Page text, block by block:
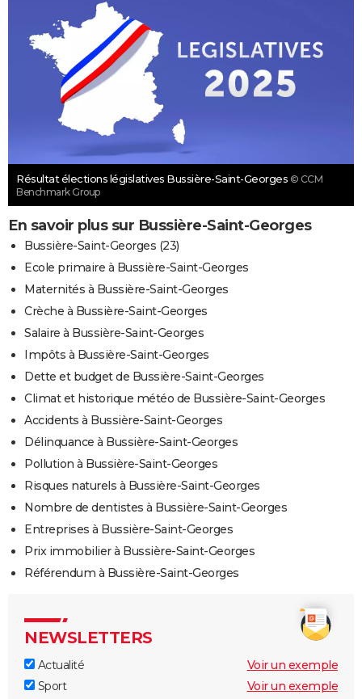
Résultat élections législatives Bussière-Saint-Georges © CCM
Benchmark Group
En savoir plus sur Bussière-Saint-Georges
Bussière-Saint-Georges (23)
Ecole primaire à Bussière-Saint-Georges
Maternités à Bussière-Saint-Georges
Crèche à Bussière-Saint-Georges
Salaire à Bussière-Saint-Georges
Impôts à Bussière-Saint-Georges
Dette et budget de Bussière-Saint-Georges
Climat et historique météo de Bussière-Saint-Georges
Accidents à Bussière-Saint-Georges
Délinquance à Bussière-Saint-Georges
Pollution à Bussière-Saint-Georges
Risques naturels à Bussière-Saint-Georges
Nombre de dentistes à Bussière-Saint-Georges
Entreprises à Bussière-Saint-Georges
Prix immobilier à Bussière-Saint-Georges
Référendum à Bussière-Saint-Georges
NEWSLETTERS
Actualité
Voir un exemple
Sport
Voir un exemple